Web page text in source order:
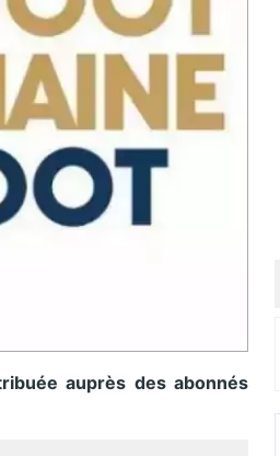
auprès des abonnés